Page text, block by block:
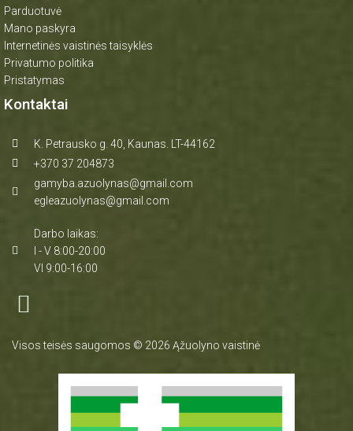
Parduotuvė
Mano paskyra
Internetinės vaistinės taisyklės
Privatumo politika
Pristatymas
Kontaktai
K. Petrausko g. 40, Kaunas. LT-44162
+370 37 204873
gamyba.azuolynas@gmail.com
egleazuolynas@gmail.com
Darbo laikas:
I - V 8:00-20:00
VI 9:00-16:00
Visos teisės saugomos © 2026 Ąžuolyno vaistinė